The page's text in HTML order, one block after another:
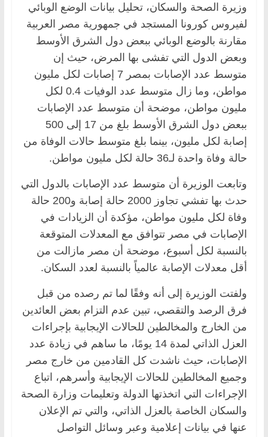
وزيرة الصحة والسكان، تحليل بيانات الوضع الوبائي
لفيروس كورونا المستجد في جمهورية مصر العربية
مقارنة بالوضع الوبائي ببعض دول الشرق الأوسط
وبعض الدول التي تفشى بها المرض، حيث إن
متوسط عدد الإصابات بمصر 7 إصابات لكل مليون
مواطن، وما زال متوسط عدد الوفيات 0.4 لكل
مليون مواطن، موضحة أن متوسط عدد الإصابات
ببعض دول الشرق الأوسط بلغ من 17 إلى 500
إصابة لكل مليون، بينما بلغ متوسط حالات الوفاة من
حالة وفاة واحدة لـ36 حالة لكل مليون مواطن.
وتابعت الوزيرة أن متوسط عدد الإصابات بالدول التي
حدث بها تفشي تجاوز 2000 حالة إصابة و200 حالة
وفاة لكل مليون مواطن، مؤكدة أن الزيادات في
الإصابات في مصر تتوافق مع المعدلات المتوقعة
بالنسبة لكل أسبوع، موضحة أن مصر مازالت من
أقل معدلات الإصابة عالمياً بالنسبة لعدد السكان.
ولفتت الوزيرة إلى أنه وفقًا لما تم رصده من قبل
فرق الرصد والتقصي، تبين عدم التزام بعض العائدين
من الخارج والمخالطين للحالات الإيجابية بإجراءات
العزل الذاتي لمدة 14 يومًا، ما ساهم في زيادة عدد
الإصابات، حيث ناشدت كل القادمين من خارج مصر
وجميع المخالطين للحالات الإيجابية وأسرهم، اتباع
الإجراءات التي اتخذتها الدولة وتعليمات وزارة الصحة
والسكان الخاصة بالعزل الذاتي، والتي تم الإعلان
عنها في بيانات إعلامية وعبر وسائل التواصل